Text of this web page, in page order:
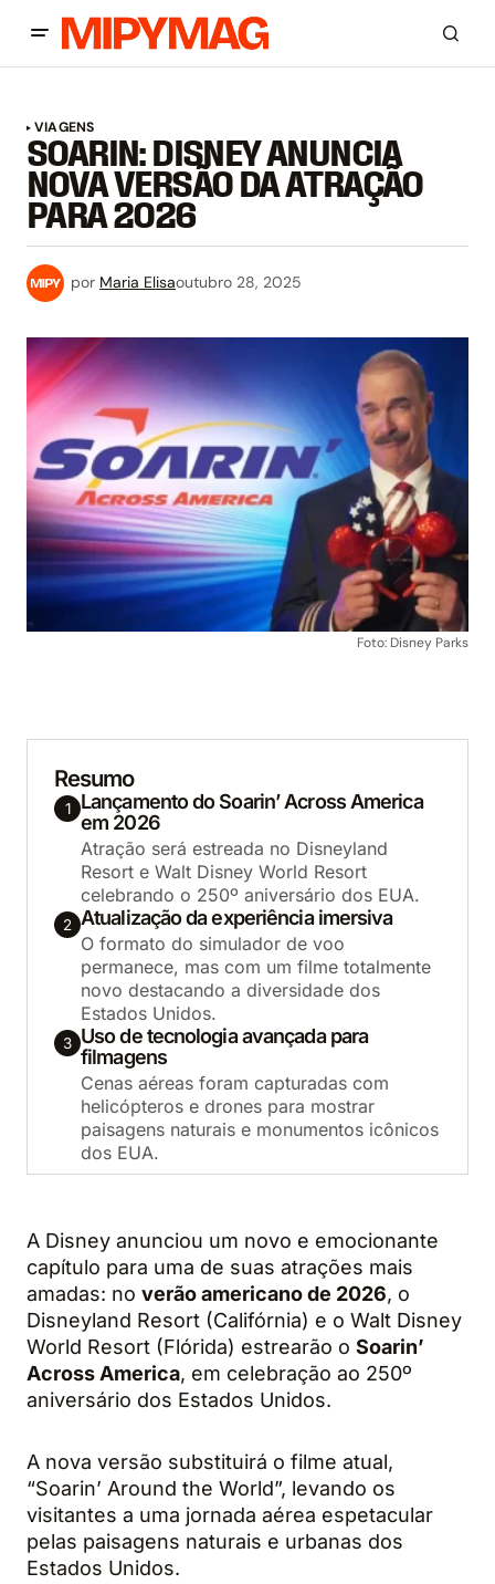
VIAGENS
SOARIN: DISNEY ANUNCIA
NOVA VERSÃO DA ATRAÇÃO
PARA 2026
por Maria Elisaoutubro 28, 2025
Foto: Disney Parks
Resumo
1
Lançamento do Soarin’ Across America
em 2026
Atração será estreada no Disneyland
Resort e Walt Disney World Resort
celebrando o 250º aniversário dos EUA.
2 Atualização da experiência imersiva
O formato do simulador de voo
permanece, mas com um filme totalmente
novo destacando a diversidade dos
Estados Unidos.
3 Uso de tecnologia avançada para
filmagens
Cenas aéreas foram capturadas com
helicópteros e drones para mostrar
paisagens naturais e monumentos icônicos
dos EUA.
A Disney anunciou um novo e emocionante
capítulo para uma de suas atrações mais
amadas: no verão americano de 2026, o
Disneyland Resort (Califórnia) e o Walt Disney
World Resort (Flórida) estrearão o Soarin’
Across America, em celebração ao 250º
aniversário dos Estados Unidos.
A nova versão substituirá o filme atual,
“Soarin’ Around the World”, levando os
visitantes a uma jornada aérea espetacular
pelas paisagens naturais e urbanas dos
Estados Unidos.